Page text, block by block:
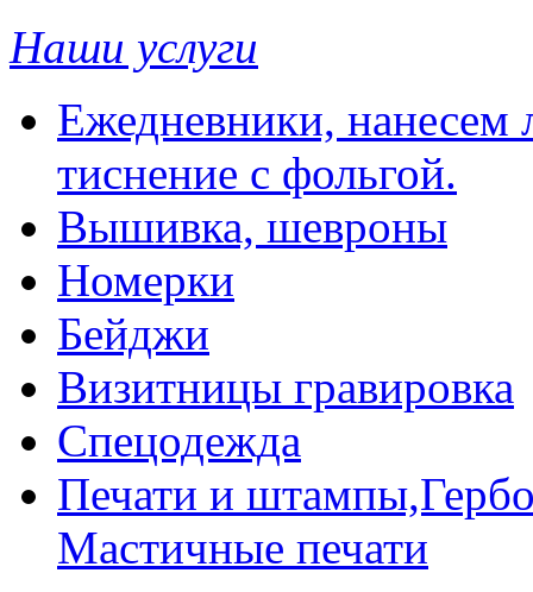
Наши услуги
Ежедневники, нанесем
тиснение с фольгой.
Вышивка, шевроны
Номерки
Бейджи
Визитницы гравировка
Спецодежда
Печати и
Мастичные печати